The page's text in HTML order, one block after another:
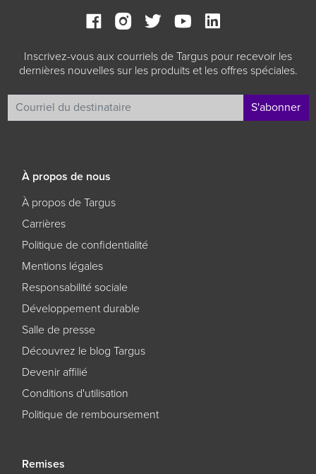
Inscrivez-vous aux courriels de Targus pour recevoir les
dernières nouvelles sur les produits et les offres spéciales.
S'abonner
À propos de nous
À propos de Targus
Carrières
Politique de confidentialité
Mentions légales
Responsabilité sociale
Développement durable
Salle de presse
Découvrez le blog Targus
Devenir affilié
Conditions d'utilisation
Politique de remboursement
Remises